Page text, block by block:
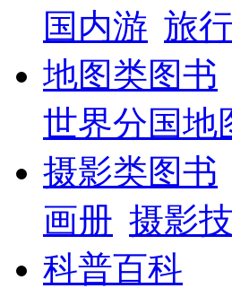
国内游 旅
地图类图书
世界分国地
摄影类图书
画册 摄影
科普百科